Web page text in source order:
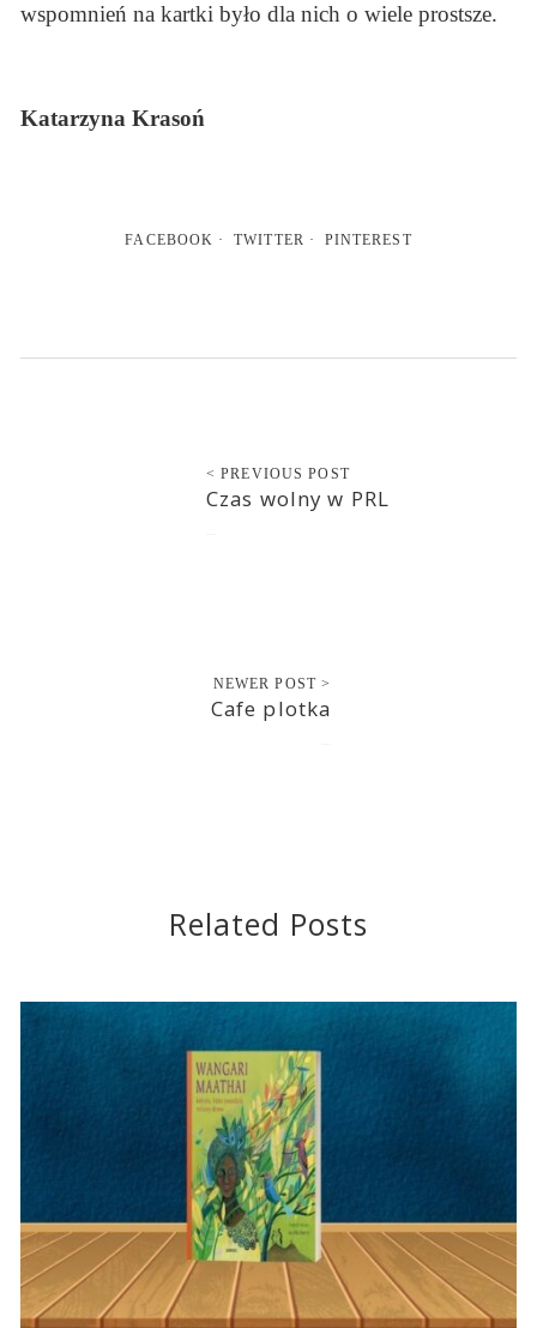
wspomnień na kartki było dla nich o wiele prostsze.
Katarzyna Krasoń
FACEBOOK TWITTER PINTEREST
< PREVIOUS POST
Czas wolny w PRL
NEWER POST >
Cafe plotka
Related Posts